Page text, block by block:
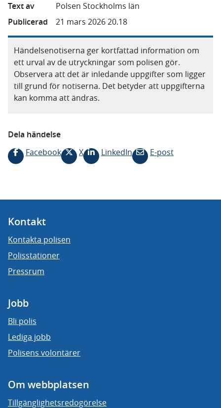
Text av
Polsen Stockholms län
Publicerad
21 mars 2026 20.18
Händelsenotiserna ger kortfattad information om
ett urval av de utryckningar som polisen gör.
Observera att det är inledande uppgifter som ligger
till grund för notiserna. Det betyder att uppgifterna
kan komma att ändras.
Dela händelse
Facebook
X LinkedIn E-post
Kontakt
Kontakta polisen
Polisstationer
Pressrum
Jobb
Bli polis
Lediga jobb
Polisens volontärer
Om webbplatsen
Tillgänglighetsredogörelse